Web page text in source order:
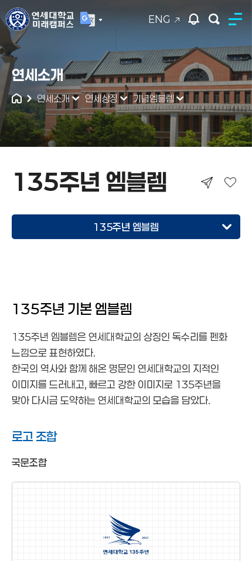
ENG
연세대학교
통합검색
연세소개
연세소개 연세상징 기념엠블렘
135주년 엠블렘
135주년 엠블렘
125주년 엠블렘
135주년 기본 엠블렘
135주년 엠블렘은 연세대학교의 상징인 독수리를 펜화
느낌으로 표현하였다.
한국의 역사와 함께 해온 명문인 연세대학교의 지적인
이미지를 드러내고, 빠르고 강한 이미지로 135주년을
맞아 다시금 도약하는 연세대학교의 모습을 담았다.
로고 조합
국문조합